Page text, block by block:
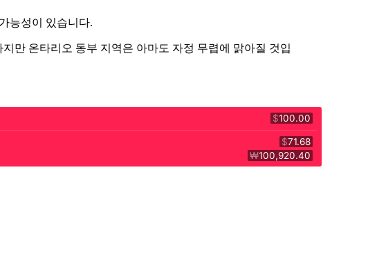
능성이 있습니다.
만 온타리오 동부 지역은 아마도 자정 무렵에 맑아질 것입